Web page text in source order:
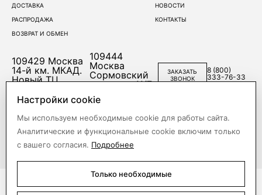
ДОСТАВКА
НОВОСТИ
РАСПРОДАЖА
КОНТАКТЫ
ВОЗВРАТ И ОБМЕН
8 (800)
333-76-33
ЗАКАЗАТЬ
ЗВОНОК
109444
Москва
Сормовский
проезд, д.11/7,
стр.1
109429 Москва
14-й км. МКАД.
Новый ТЦ
©2003-2026 FILEO. Все права защищены. Оптовый интернет-
Настройки cookie
Мы используем необходимые cookie для работы сайта.
Аналитические и функциональные cookie включим только
с вашего согласия. Подробнее
Только необходимые